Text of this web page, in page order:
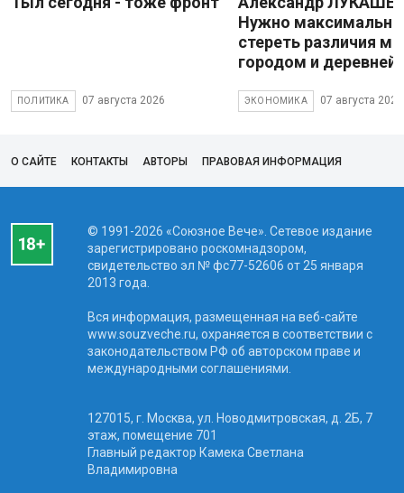
ПОЛИТИКА 07 августа 2026
Нужно максимально
стереть различия
городом и деревней
ЭКОНОМИКА 07 августа 2026
О САЙТЕ КОНТАКТЫ АВТОРЫ ПРАВОВАЯ ИНФОРМАЦИЯ
© 1991-2026 «Союзное Вече». Сетевое издание
зарегистрировано роскомнадзором,
свидетельство эл № фc77-52606 от 25 января
2013 года.
Вся информация, размещенная на веб-сайте
www.souzveche.ru, охраняется в соответствии с
законодательством РФ об авторском праве и
международными соглашениями.
127015, г. Москва, ул. Новодмитровская, д. 2Б, 7
этаж, помещение 701
Главный редактор Камека Светлана
Владимировна